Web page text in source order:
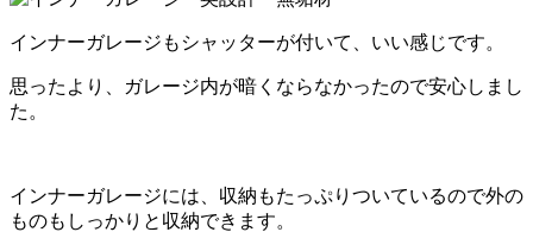
インナーガレージもシャッターが付いて、いい感じです。
思ったより、ガレージ内が暗くならなかったので安心しまし
た。
インナーガレージには、収納もたっぷりついているので外の
ものもしっかりと収納できます。